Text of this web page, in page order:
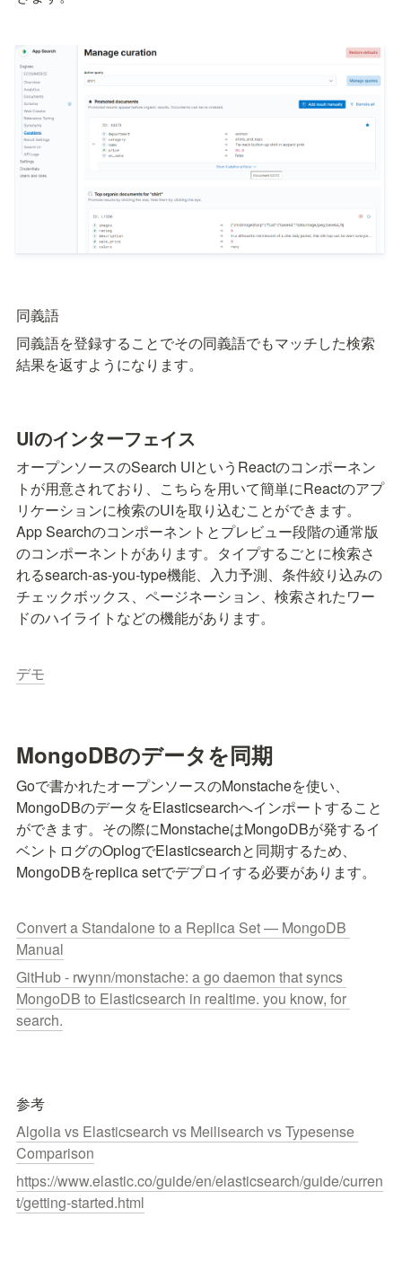
同義語
同義語を登録することでその同義語でもマッチした検索
結果を返すようになります。
UIのインターフェイス
オープンソースのSearch UIというReactのコンポーネン
トが用意されており、こちらを用いて簡単にReactのアプ
リケーションに検索のUIを取り込むことができます。
App Searchのコンポーネントとプレビュー段階の通常版
のコンポーネントがあります。タイプするごとに検索さ
れるsearch-as-you-type機能、入力予測、条件絞り込みの
チェックボックス、ページネーション、検索されたワー
ドのハイライトなどの機能があります。
デモ
MongoDBのデータを同期
Goで書かれたオープンソースのMonstacheを使い、
MongoDBのデータをElasticsearchへインポートすること
ができます。その際にMonstacheはMongoDBが発するイ
ベントログのOplogでElasticsearchと同期するため、
MongoDBをreplica setでデプロイする必要があります。
Convert a Standalone to a Replica Set — MongoDB
Manual
GitHub - rwynn/monstache: a go daemon that syncs
MongoDB to Elasticsearch in realtime. you know, for
search.
参考
Algolia vs Elasticsearch vs Meilisearch vs Typesense
Comparison
https://www.elastic.co/guide/en/elasticsearch/guide/curren
t/getting-started.html